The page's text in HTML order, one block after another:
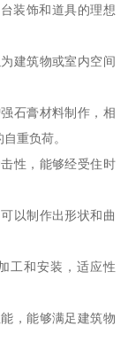
装饰和道具的理想
建筑物或室内空间
石膏材料制作，相
重负荷。
性，能够经受住时
以制作出形状和曲
工和安装，适应性
，能够满足建筑物